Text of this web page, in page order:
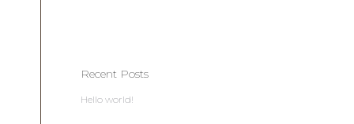
Recent Posts
Hello world!